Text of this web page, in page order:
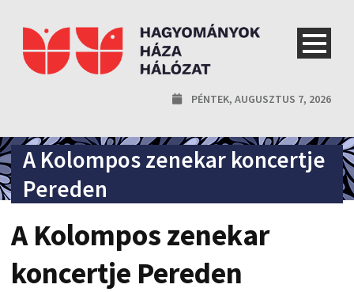
PÉNTEK, AUGUSZTUS 7, 2026
A Kolompos zenekar koncertje
Pereden
A Kolompos zenekar
koncertje Pereden